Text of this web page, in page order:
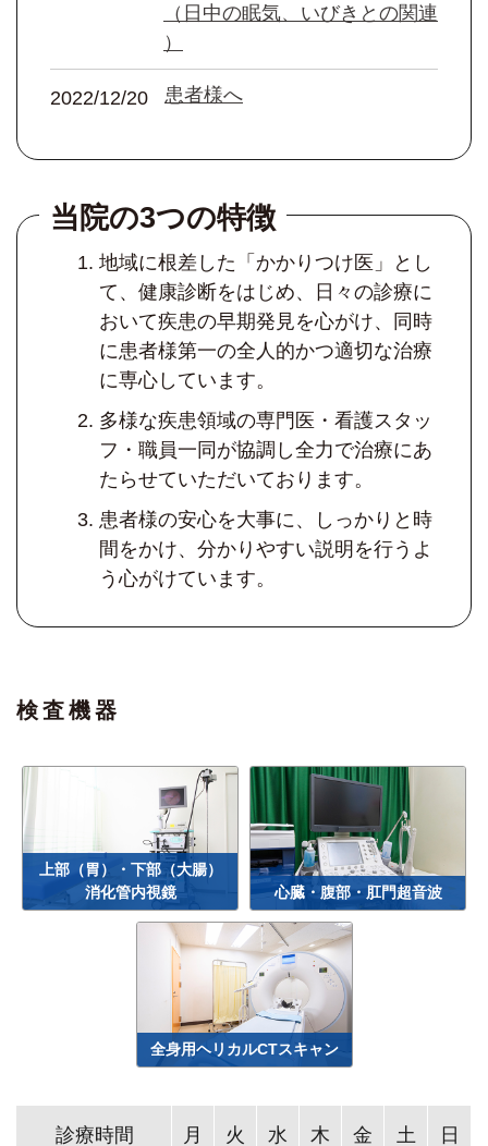
（日中の眠気、いびきとの関連
）
2022/12/20 患者様へ
当院の3つの特徴
地域に根差した「かかりつけ医」とし
て、健康診断をはじめ、日々の診療に
おいて疾患の早期発見を心がけ、同時
に患者様第一の全人的かつ適切な治療
に専心しています。
多様な疾患領域の専門医・看護スタッ
フ・職員一同が協調し全力で治療にあ
たらせていただいております。
患者様の安心を大事に、しっかりと時
間をかけ、分かりやすい説明を行うよ
う心がけています。
検査機器
上部（胃）・下部（大腸）
消化管内視鏡
心臓・腹部・肛門超音波
全身用ヘリカルCTスキャン
診療時間 月 火 水 木 金 土 日